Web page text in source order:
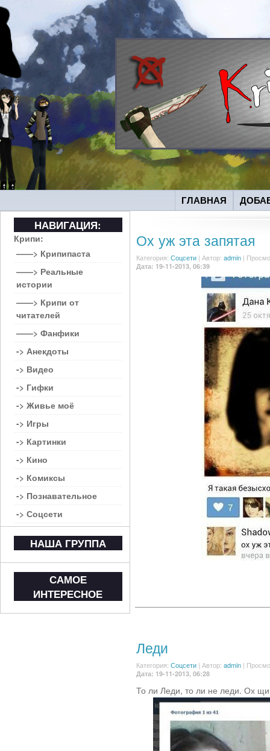
ГЛАВНАЯ
Ох уж эта запятая
Категория: Соцсети | Автор: admin |
Дата: 19-11-2013, 06:39
Леди
Категория: Соцсети | Автор: admin |
Дата: 19-11-2013, 06:28
То ли Леди, то ли не леди. Ох
НАВИГАЦИЯ:
Крипи:
——> Крипипаста
——> Реальные
истории
——> Крипи от
читателей
——> Фанфики
-> Анекдоты
-> Видео
-> Гифки
-> Живье моё
-> Игры
-> Картинки
-> Кино
-> Комиксы
-> Познавательное
-> Соцсети
НАША ГРУППА
САМОЕ
ИНТЕРЕСНОЕ